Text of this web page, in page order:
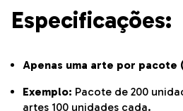
Especificações:
Apenas uma arte por pacote
Exemplo: Pacote de 200
artes 100 unidades cada.